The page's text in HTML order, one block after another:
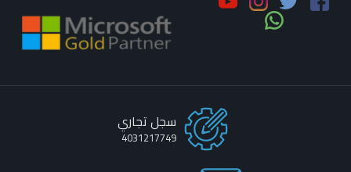
سجل تجاري
4031217749